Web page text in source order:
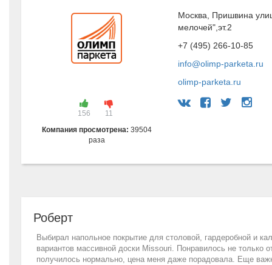
156
11
Компания просмотрена: 39504
раза
Москва, Пришвина
мелочей",эт.2
+7 (495) 266-10-85
info@olimp-parketa.ru
olimp-parketa.ru
Роберт
Выбирал напольное покрытие для столовой, гардеробной и
вариантов массивной доски Missouri. Понравилось не только
получилось нормально, цена меня даже порадовала. Еще